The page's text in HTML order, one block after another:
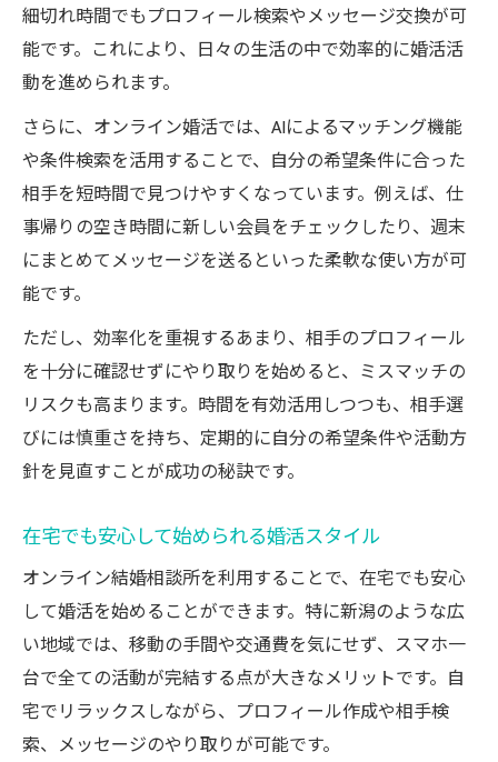
細切れ時間でもプロフィール検索やメッセージ交換が可
能です。これにより、日々の生活の中で効率的に婚活活
動を進められます。
さらに、オンライン婚活では、AIによるマッチング機能
や条件検索を活用することで、自分の希望条件に合った
相手を短時間で見つけやすくなっています。例えば、仕
事帰りの空き時間に新しい会員をチェックしたり、週末
にまとめてメッセージを送るといった柔軟な使い方が可
能です。
ただし、効率化を重視するあまり、相手のプロフィール
を十分に確認せずにやり取りを始めると、ミスマッチの
リスクも高まります。時間を有効活用しつつも、相手選
びには慎重さを持ち、定期的に自分の希望条件や活動方
針を見直すことが成功の秘訣です。
在宅でも安心して始められる婚活スタイル
オンライン結婚相談所を利用することで、在宅でも安心
して婚活を始めることができます。特に新潟のような広
い地域では、移動の手間や交通費を気にせず、スマホ一
台で全ての活動が完結する点が大きなメリットです。自
宅でリラックスしながら、プロフィール作成や相手検
索、メッセージのやり取りが可能です。